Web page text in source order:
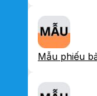
Mẫu phiếu